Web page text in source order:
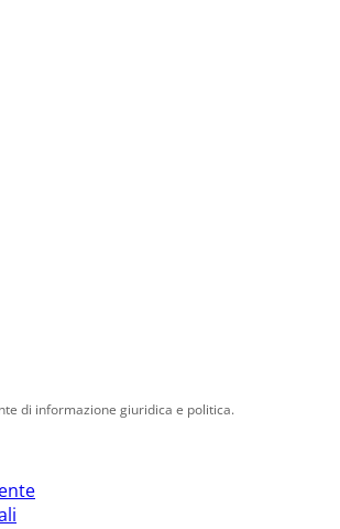
di informazione giuridica e politica.